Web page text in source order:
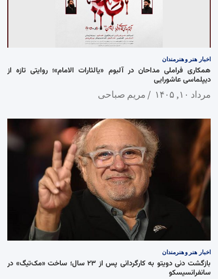
اخبار هنر و هنرمندان
همکاری فراملی مداحان در آلبوم «یالثارات الامام»؛ روایتی تازه از
دیپلماسی عاشورایی
مرداد ۱۰, ۱۴۰۵ مریم صباحی
اخبار هنر و هنرمندان
بازگشت دنی دویتو به کارگردانی پس از ۲۳ سال؛ ساخت «مک‌تیگ» در
سانفرانسیسکو